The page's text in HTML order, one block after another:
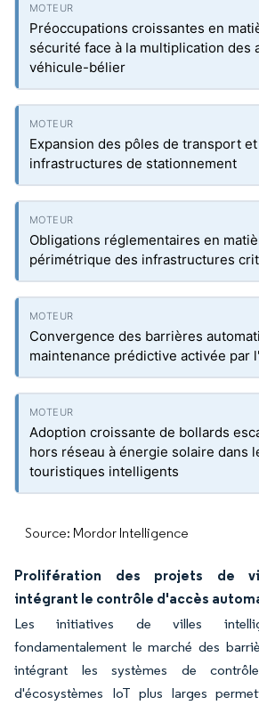
Préoccupations croissantes en
sécurité face à la multiplication des
véhicule-bélier
Expansion des pôles de transport
infrastructures de stationnement
Obligations réglementaires en
périmétrique des infrastructures
Convergence des barrières
maintenance prédictive activée par
Adoption croissante de bollards
hors réseau à énergie solaire dans
touristiques intelligents
Source: Mordor Intelligence
Prolifération des projets de
intégrant le contrôle d'accès
Les initiatives de villes
fondamentalement le marché des
intégrant les systèmes de
d'écosystèmes IoT plus larges